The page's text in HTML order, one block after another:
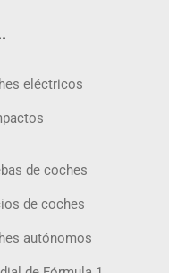
eléctricos
de coches
de coches
autónomos